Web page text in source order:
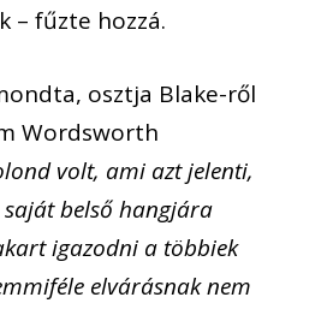
– fűzte hozzá.
osztja Blake-ről
Wordsworth
volt, ami azt jelenti,
belső hangjára
igazodni a többiek
elvárásnak nem